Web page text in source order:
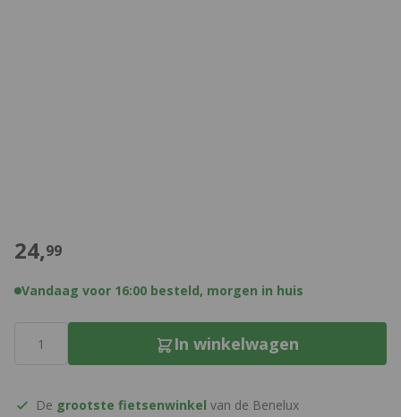
€
24,99
Vandaag voor 16:00 besteld, morgen in huis
In winkelwagen
De grootste fietsenwinkel van de Benelux